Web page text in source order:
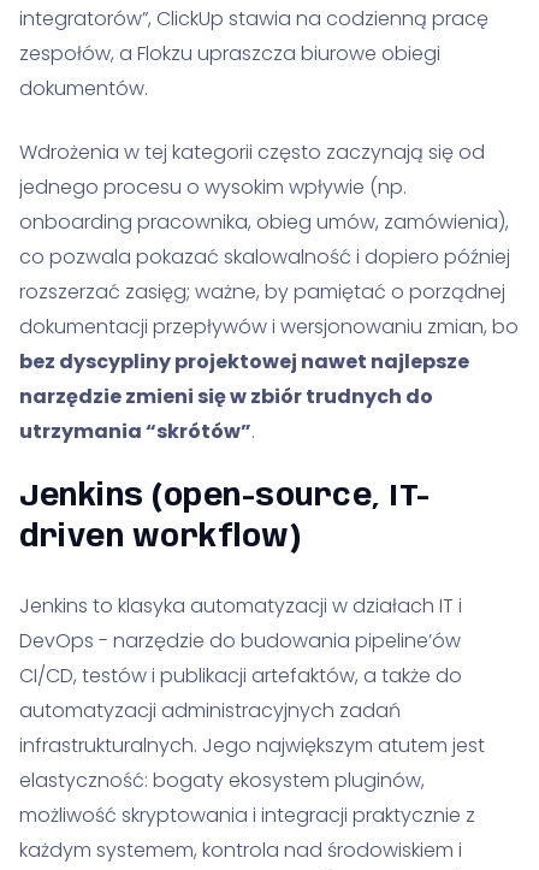
integratorów”, ClickUp stawia na codzienną pracę
zespołów, a Flokzu upraszcza biurowe obiegi
dokumentów.
Wdrożenia w tej kategorii często zaczynają się od
jednego procesu o wysokim wpływie (np.
onboarding pracownika, obieg umów, zamówienia),
co pozwala pokazać skalowalność i dopiero później
rozszerzać zasięg; ważne, by pamiętać o porządnej
dokumentacji przepływów i wersjonowaniu zmian, bo
bez dyscypliny projektowej nawet najlepsze
narzędzie zmieni się w zbiór trudnych do
utrzymania “skrótów”.
Jenkins (open-source, IT-
driven workflow)
Jenkins to klasyka automatyzacji w działach IT i
DevOps - narzędzie do budowania pipeline’ów
CI/CD, testów i publikacji artefaktów, a także do
automatyzacji administracyjnych zadań
infrastrukturalnych. Jego największym atutem jest
elastyczność: bogaty ekosystem pluginów,
możliwość skryptowania i integracji praktycznie z
każdym systemem, kontrola nad środowiskiem i